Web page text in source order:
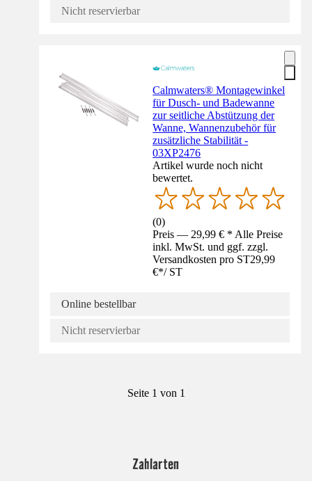
Nicht reservierbar
Calmwaters® Montagewinkel
für Dusch- und Badewanne
zur seitliche Abstützung der
Wanne, Wannenzubehör für
zusätzliche Stabilität -
03XP2476
Artikel wurde noch nicht
bewertet.
(0)
Preis — 29,99 € * Alle Preise
inkl. MwSt. und ggf. zzgl.
Versandkosten pro ST29,99
€*/ ST
Online bestellbar
Nicht reservierbar
Seite 1 von 1
Zahlarten